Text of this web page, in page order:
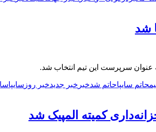
شد
سرپرست این تیم انتخاب شد.
حاتم سایپاحاتم شدخبر خبر جدیدخبر روز سایپا
کمیته المپیک شد